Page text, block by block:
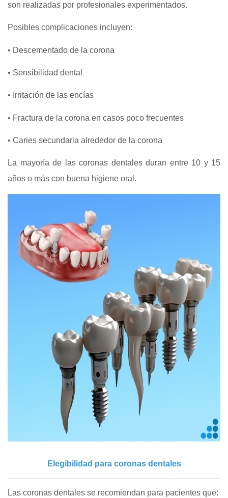
son realizadas por profesionales experimentados.
Posibles complicaciones incluyen:
• Descementado de la corona
• Sensibilidad dental
• Irritación de las encías
• Fractura de la corona en casos poco frecuentes
• Caries secundaria alrededor de la corona
La mayoría de las coronas dentales duran entre 10 y 15
años o más con buena higiene oral.
Elegibilidad para coronas dentales
Las coronas dentales se recomiendan para pacientes que: